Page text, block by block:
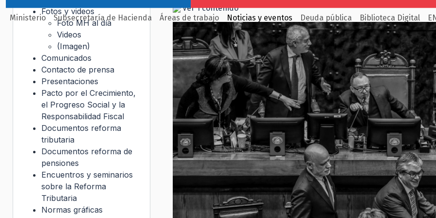
Ministerio Subsecretaría de Hacienda Áreas de trabajo Noticias y eventos Deuda pública Biblioteca Digital
Ver 1 contenido
Fotos y videos
Foto MH al día
Videos
(Imagen)
Comunicados
Contacto de prensa
Presentaciones
Pacto por el Crecimiento,
el Progreso Social y la
Responsabilidad Fiscal
Documentos reforma
tributaria
Documentos reforma de
pensiones
Encuentros y seminarios
sobre la Reforma
Tributaria
Normas gráficas